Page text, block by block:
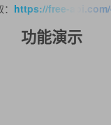
https://free-
功能演示